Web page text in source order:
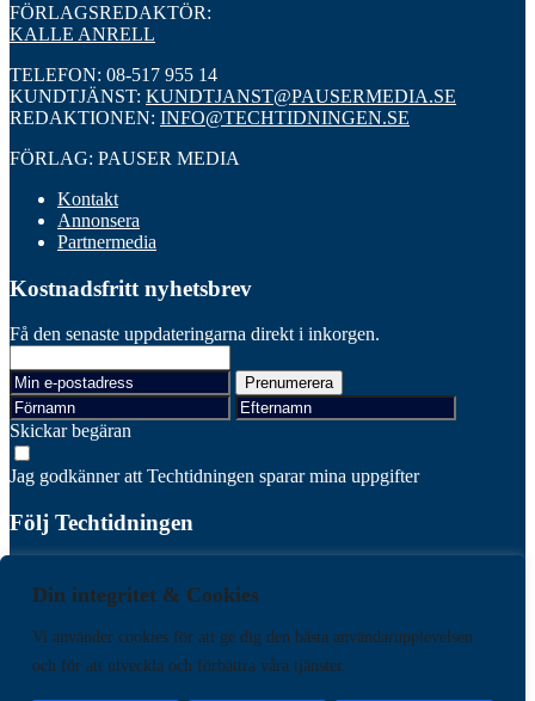
Din integritet & Cookies
Vi använder cookies för att ge dig den bästa användarupplevelsen
och för att utveckla och förbättra våra tjänster.
FÖRLAGSREDAKTÖR:
KALLE ANRELL
TELEFON: 08-517 955 14
KUNDTJÄNST: KUNDTJANST@PAUSERMEDIA.SE
REDAKTIONEN: INFO@TECHTIDNINGEN.SE
FÖRLAG: PAUSER MEDIA
Kontakt
Annonsera
Partnermedia
Kostnadsfritt nyhetsbrev
Få den senaste uppdateringarna direkt i inkorgen.
Skickar begäran
Jag godkänner att Techtidningen sparar mina uppgifter
Följ Techtidningen
Linkedin
Prenumerera